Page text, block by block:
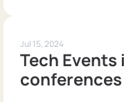
Jul 15, 2024
Tech Events